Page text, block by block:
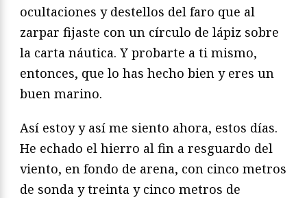
ocultaciones y destellos del faro que al
zarpar fijaste con un círculo de lápiz sobre
la carta náutica. Y probarte a ti mismo,
entonces, que lo has hecho bien y eres un
buen marino.
Así estoy y así me siento ahora, estos días.
He echado el hierro al fin a resguardo del
viento, en fondo de arena, con cinco metros
de sonda y treinta y cinco metros de